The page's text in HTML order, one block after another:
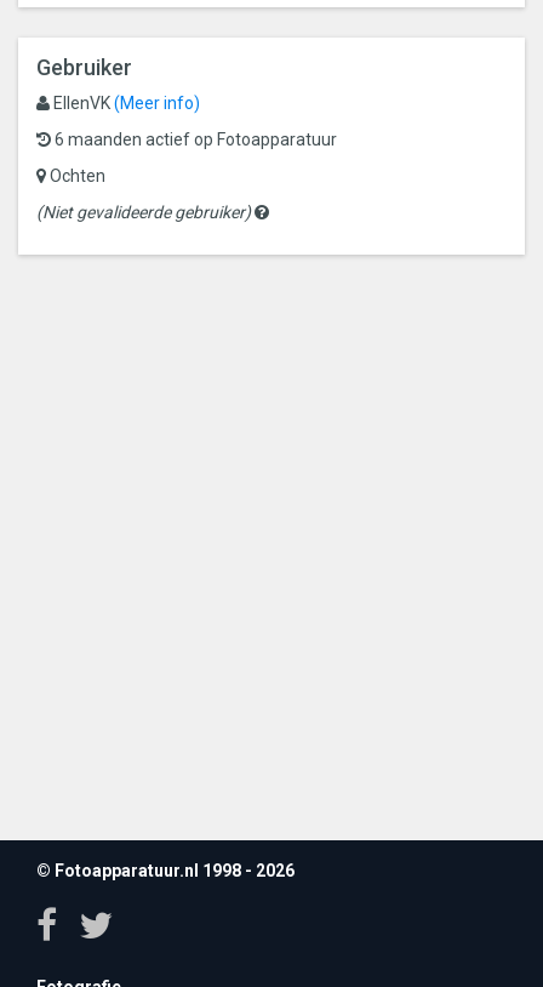
Gebruiker
EllenVK(Meer info)
6 maanden actief op Fotoapparatuur
Ochten
(Niet gevalideerde gebruiker)
Gevalideerde
© Fotoapparatuur.nl 1998 - 2026